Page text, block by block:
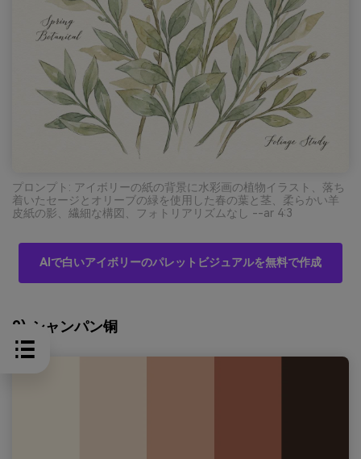
プロンプト: アイボリーの紙の背景に水彩画の植物イラスト、落ち
着いたセージとオリーブの緑を使用した春の葉と茎、柔らかい羊
皮紙の影、繊細な構図、フォトリアリズムなし --ar 4:3
AIで白いアイボリーのパレットビジュアルを無料で作成
9) シャンパン铜